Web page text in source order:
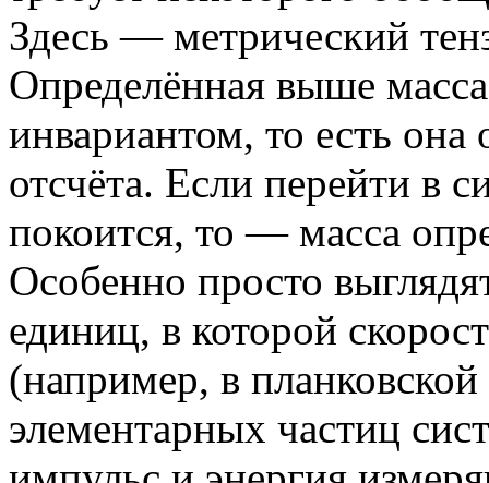
Здесь — метрический
Определённая выше
инвариантом, то есть она
отсчёта. Если перейти в
покоится, то — масса
Особенно просто
единиц, в которой
(например, в
элементарных частиц